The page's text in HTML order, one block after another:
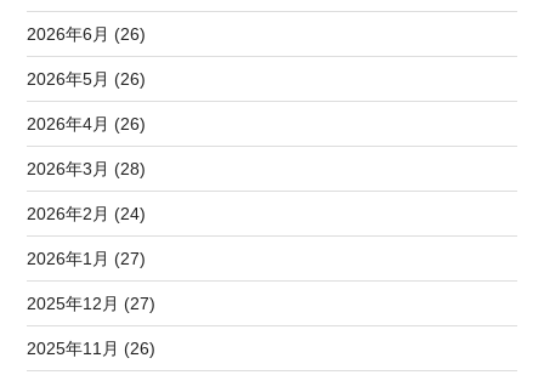
2026年6月 (26)
2026年5月 (26)
2026年4月 (26)
2026年3月 (28)
2026年2月 (24)
2026年1月 (27)
2025年12月 (27)
2025年11月 (26)